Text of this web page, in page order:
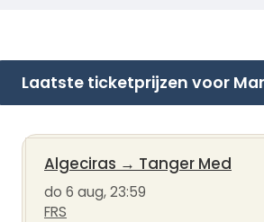
Laatste ticketprijzen voor
Algeciras → Tanger Med
do 6 aug, 23:59
FRS